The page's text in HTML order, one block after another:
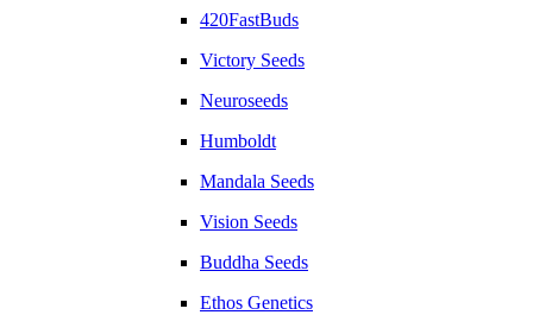
420FastBuds
Victory Seeds
Neuroseeds
Humboldt
Mandala Seeds
Vision Seeds
Buddha Seeds
Ethos Genetics